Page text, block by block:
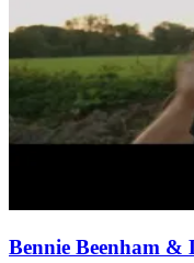
Bennie Beenham &